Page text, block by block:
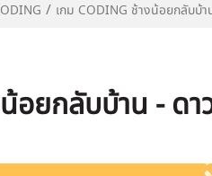
เกม CODING ช้างน้อยกลับบ้
อยกลับบ้าน - ด